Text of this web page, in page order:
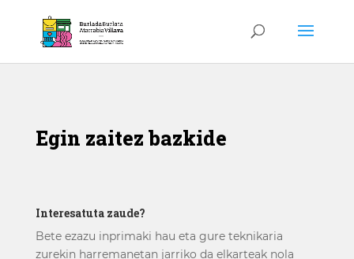
Egin zaitez bazkide
Interesatuta zaude?
Bete ezazu inprimaki hau eta gure teknikaria
zurekin harremanetan jarriko da elkarteak nola